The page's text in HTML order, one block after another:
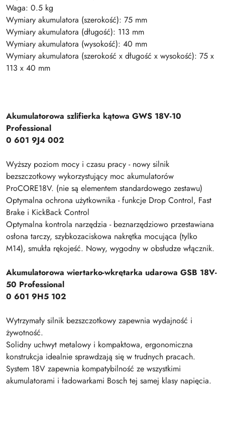
Waga: 0.5 kg
Wymiary akumulatora (szerokość): 75 mm
Wymiary akumulatora (długość): 113 mm
Wymiary akumulatora (wysokość): 40 mm
Wymiary akumulatora (szerokość x długość x wysokość): 75 x
113 x 40 mm
Akumulatorowa szlifierka kątowa GWS 18V-10
Professional
0 601 9J4 002
Wyższy poziom mocy i czasu pracy - nowy silnik
bezszczotkowy wykorzystujący moc akumulatorów
ProCORE18V. (nie są elementem standardowego zestawu)
Optymalna ochrona użytkownika - funkcje Drop Control, Fast
Brake i KickBack Control
Optymalna kontrola narzędzia - beznarzędziowo przestawiana
osłona tarczy, szybkozaciskowa nakrętka mocująca (tylko
M14), smukła rękojeść. Nowy, wygodny w obsłudze włącznik.
Akumulatorowa wiertarko-wkrętarka udarowa GSB 18V-
50 Professional
0 601 9H5 102
Wytrzymały silnik bezszczotkowy zapewnia wydajność i
żywotność.
Solidny uchwyt metalowy i kompaktowa, ergonomiczna
konstrukcja idealnie sprawdzają się w trudnych pracach.
System 18V zapewnia kompatybilność ze wszystkimi
akumulatorami i ładowarkami Bosch tej samej klasy napięcia.